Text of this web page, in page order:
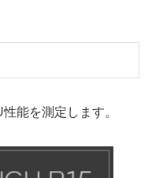
能を測定します。